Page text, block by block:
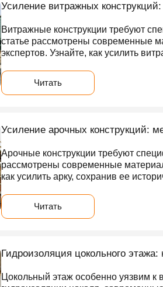
Усиление витражных
Витражные конструкции требуют
статье рассмотрены современные
экспертов. Узнайте, как усилить
Читать
Усиление арочных конструкций:
Арочные конструкции требуют
рассмотрены современные
как усилить арку, сохранив ее
Читать
Гидроизоляция цокольного
Цокольный этаж особенно уязвим к